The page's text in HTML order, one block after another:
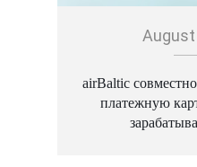
August
airBaltic
платежную